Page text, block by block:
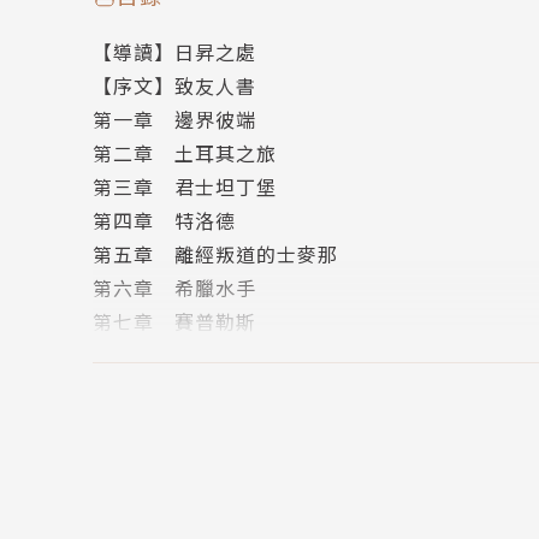
家東方學者兼探險家理察‧伯頓（Richard
作者簡介
亞歷山大．威廉．金雷克(Alexander William
英國歷史學家。一八○九年生於英國薩莫塞特（
的律師兼銀行家，母親則是位情感豐富、有智
院受教育，後赴倫敦林肯律師學院（Lincoln?s
程。十五個月後，他回到林肯律師學院繼續學
【導讀】日昇之處
【序文】致友人書
第一章 邊界彼端
第二章 土耳其之旅
第三章 君士坦丁堡
第四章 特洛德
第五章 離經叛道的士麥那
第六章 希臘水手
第七章 賽普勒斯